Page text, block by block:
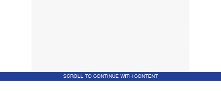
SCROLL TO CONTINUE WITH CONTENT